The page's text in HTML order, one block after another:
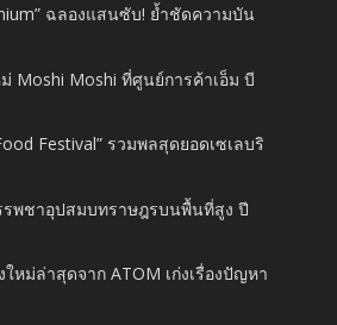
ฉลองแสนซับ! ย้ำชัดความบัน
Moshi Moshi ที่ศูนย์การค้าเอ็ม บี
Festival” รวมพลสุดยอดเซเลบริ
พชาอุปสมบทราษฎรบนพื้นที่สูง ปี
งใหม่ล่าสุดจาก ATOM เก่งเรื่องปัญหา